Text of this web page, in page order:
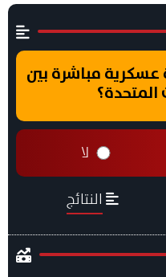
عسكرية مباشرة بين
المتحدة؟
لا
النتائج